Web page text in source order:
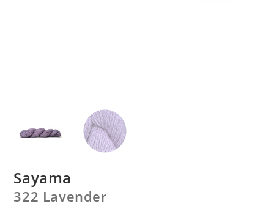
Sayama
322 Lavender